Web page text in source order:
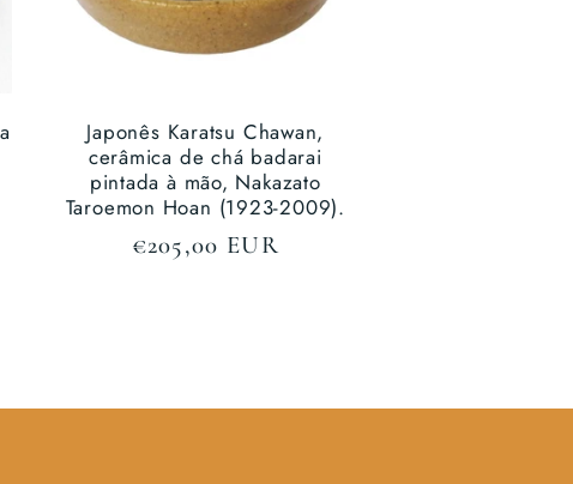
Japonês Karatsu Chawan,
cerâmica de chá badarai
pintada à mão, Nakazato
Taroemon Hoan (1923-2009).
Preço
€205,00 EUR